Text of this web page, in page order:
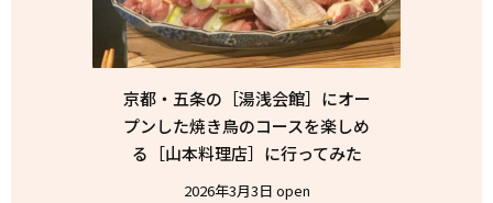
京都・五条の［湯浅会館］にオー
プンした焼き鳥のコースを楽しめ
る［山本料理店］に行ってみた
2026年3月3日 open